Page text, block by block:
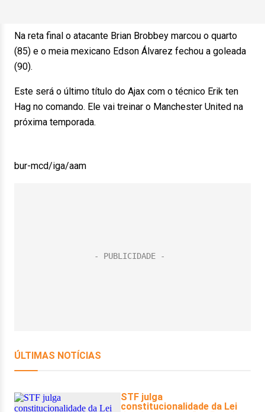
Na reta final o atacante Brian Brobbey marcou o quarto
(85) e o meia mexicano Edson Álvarez fechou a goleada
(90).
Este será o último título do Ajax com o técnico Erik ten
Hag no comando. Ele vai treinar o Manchester United na
próxima temporada.
bur-mcd/iga/aam